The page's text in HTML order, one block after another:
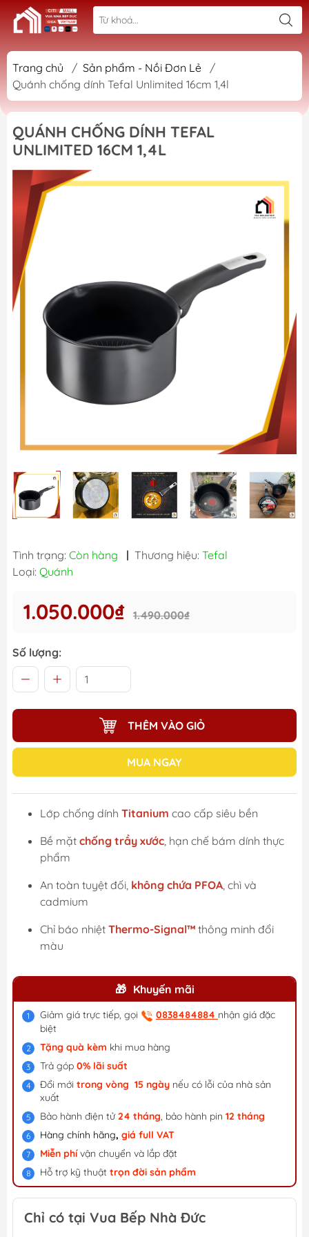
Trang chủ / Sản phẩm - Nồi Đơn Lẻ
/
Quánh chống dính Tefal Unlimited 16cm 1,4l
QUÁNH CHỐNG DÍNH TEFAL
UNLIMITED 16CM 1,4L
Tình trạng: Còn hàng | Thương hiệu: Tefal
Loại: Quánh
1.050.000₫ 1.490.000₫
Số lượng:
THÊM VÀO GIỎ
MUA NGAY
Lớp chống dính Titanium cao cấp siêu bền
Bề mặt chống trầy xước, hạn chế bám dính thực
phẩm
An toàn tuyệt đối, không chứa PFOA, chì và
cadmium
Chỉ báo nhiệt Thermo-Signal™ thông minh đổi
màu
Khuyến mãi
Giảm giá trực tiếp, gọi 0838484884 nhận giá đặc
biệt
Tặng quà kèm khi mua hàng
Trả góp 0% lãi suất
Đổi mới trong vòng 15 ngày nếu có lỗi của nhà sản
xuất
Bảo hành điện tử24 tháng, bảo hành pin 12 tháng
Hàng chính hãng, giá full VAT
Miễn phívận chuyển và lắp đặt
Hỗ trợ kỹ thuật trọn đời sản phẩm
Chỉ có tại Vua Bếp Nhà Đức